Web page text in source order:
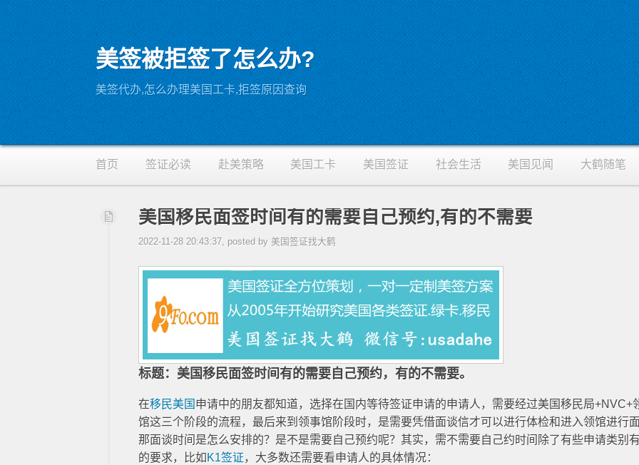
美签被拒签了怎么办?
美签代办,怎么办理美国工卡,拒签原因查询
RSS
首页 签证必读 赴美策略 美国工卡 美国签证 社会生活 美国见闻 大鹤随笔
美国移民面签时间有的需要自己预约,有的不需要
2022-11-28 20:43:37, posted by 美国签证找大鹤
标题：美国移民面签时间有的需要自己预约，有的不需要。
在移民美国 申请中的朋友都知道，选择在国内等待签证申请的申请人，需要经过美国移民局+NVC+
馆这三个阶段的流程，最后来到领事馆阶段时，是需要凭借面谈信才可以进行体检和进入领馆进行
那面谈时间是怎么安排的？是不是需要自己预约呢？其实，需不需要自己约时间除了有些申请类别
的要求，比如 K1签证，大多数还需要看申请人的具体情况：